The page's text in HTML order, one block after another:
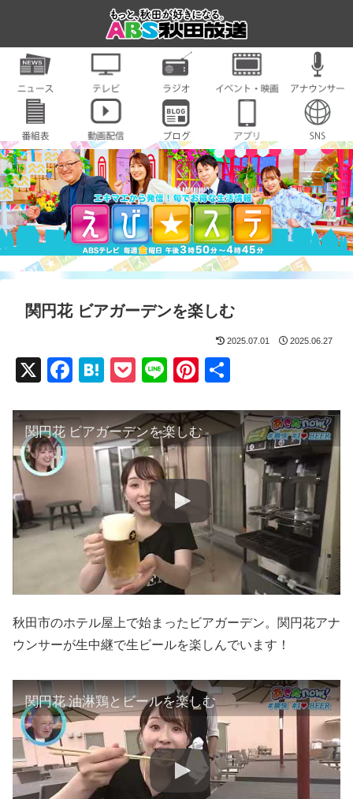
関円花 ビアガーデンを楽しむ
2025.07.01 2025.06.27
X
F
c
e
b
o
o
k
H
e
n
a
P
ck
et
Li
e
Pi
er
e
st
関円花 ビアガーデンを楽しむ
秋田市のホテル屋上で始まったビアガーデン。関円花アナ
ウンサーが生中継で生ビールを楽しんでいます！
関円花 油淋鶏とビールを楽しむ